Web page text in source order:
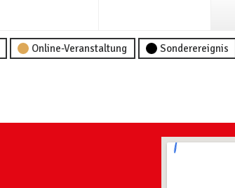
Online-Veranstaltung Sonderereignis